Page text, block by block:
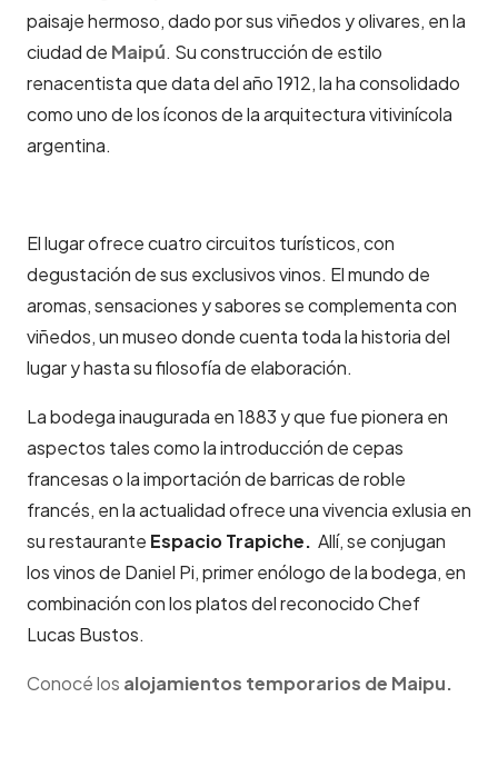
paisaje hermoso, dado por sus viñedos y olivares, en la
ciudad de Maipú. Su construcción de estilo
renacentista que data del año 1912, la ha consolidado
como uno de los íconos de la arquitectura vitivinícola
argentina.
El lugar ofrece cuatro circuitos turísticos, con
degustación de sus exclusivos vinos. El mundo de
aromas, sensaciones y sabores se complementa con
viñedos, un museo donde cuenta toda la historia del
lugar y hasta su filosofía de elaboración.
La bodega inaugurada en 1883 y que fue pionera en
aspectos tales como la introducción de cepas
francesas o la importación de barricas de roble
francés, en la actualidad ofrece una vivencia exlusia en
su restaurante Espacio Trapiche. Allí, se conjugan
los vinos de Daniel Pi, primer enólogo de la bodega, en
combinación con los platos del reconocido Chef
Lucas Bustos.
Conocé los alojamientos temporarios de Maipu.